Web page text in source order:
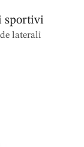
sportivi
laterali